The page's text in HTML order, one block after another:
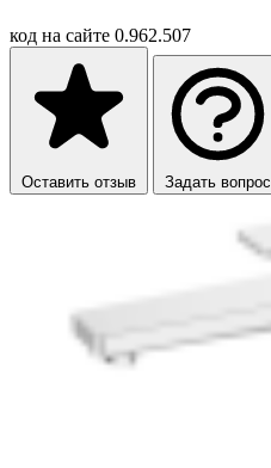
код на сайте 0.962.507
Оставить отзыв Задать вопрос